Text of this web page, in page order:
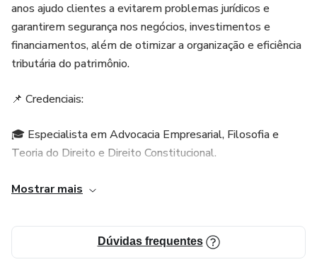
📌 Idade recomendada: A partir de 10 anos
📌 Dimensões: 23 x 16 x 1 cm
anos ajudo clientes a evitarem problemas jurídicos e
garantirem segurança nos negócios, investimentos e
financiamentos, além de otimizar a organização e eficiência
tributária do patrimônio.
📌 Credenciais:
🎓 Especialista em Advocacia Empresarial, Filosofia e
Teoria do Direito e Direito Constitucional.
💼 Atuação focada em tributação, imóveis e contratos.
📊 Inscrito na OAB/SC nº 35.978.
💡 Sou autor do Livro Due Diligence Imobiliária: Análise de
Mostrar mais
Dúvidas frequentes